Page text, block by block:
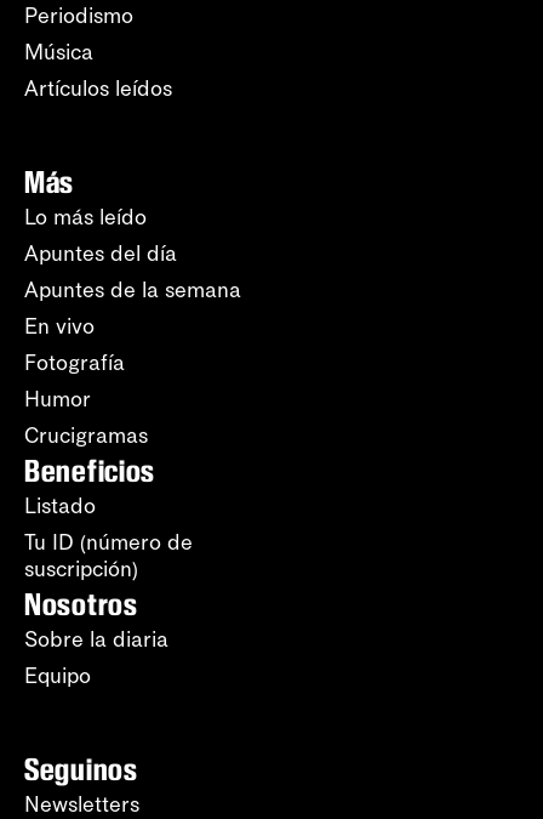
Periodismo
Música
Artículos leídos
Más
Lo más leído
Apuntes del día
Apuntes de la semana
En vivo
Fotografía
Humor
Crucigramas
Beneficios
Listado
Tu ID (número de
suscripción)
Nosotros
Sobre la diaria
Equipo
Seguinos
Newsletters